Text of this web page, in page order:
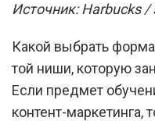
Источник: Harbucks
Какой выбрать
той ниши, которую
Если предмет
контент-маркетинга,